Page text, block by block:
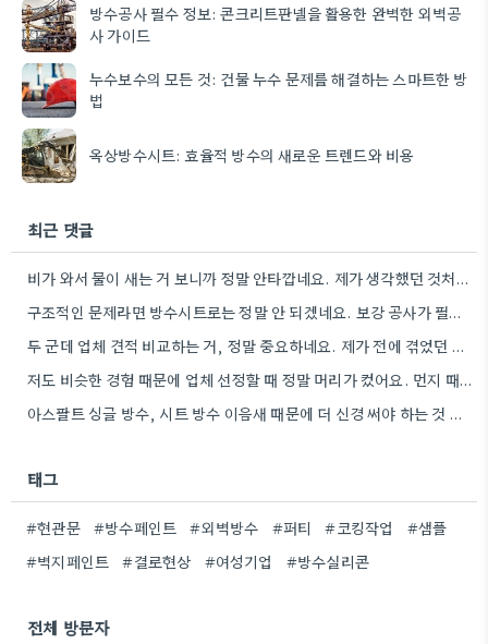
방수공사 필수 정보: 콘크리트판넬을 활용한 완벽한 외벽공
사 가이드
누수보수의 모든 것: 건물 누수 문제를 해결하는 스마트한 방
법
옥상방수시트: 효율적 방수의 새로운 트렌드와 비용
최근 댓글
비가 와서 물이 새는 거 보니까 정말 안타깝네요. 제가 생각했던 것처럼 꼼꼼하게 하지 않으면 큰일이…
구조적인 문제라면 방수시트로는 정말 안 되겠네요. 보강 공사가 필수적이라는 말씀, 공인 감정사의 의견을 다시 한번…
두 군데 업체 견적 비교하는 거, 정말 중요하네요. 제가 전에 겪었던 경우, 업체마다 분석 방법이…
저도 비슷한 경험 때문에 업체 선정할 때 정말 머리가 컸어요. 먼지 때문에 며칠 사용도 제한된다니,…
아스팔트 싱글 방수, 시트 방수 이음새 때문에 더 신경 써야 하는 것 같아요. 꼼꼼하게 관리하는…
태그
#현관문 #방수페인트 #외벽방수 #퍼티 #코킹작업
#샘플
#벽지페인트
#결로현상 #여성기업 #방수실리콘
전체 방문자